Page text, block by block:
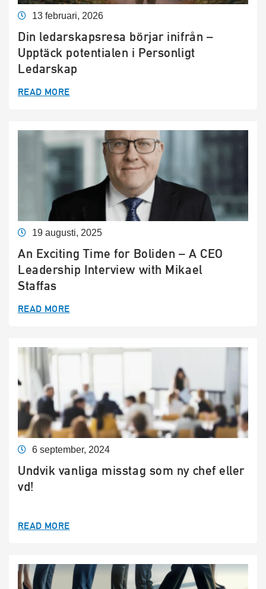
13 februari, 2026
Din ledarskapsresa börjar inifrån –
Upptäck potentialen i Personligt
Ledarskap
READ MORE
19 augusti, 2025
An Exciting Time for Boliden – A CEO
Leadership Interview with Mikael
Staffas
READ MORE
6 september, 2024
Undvik vanliga misstag som ny chef eller
vd!
READ MORE